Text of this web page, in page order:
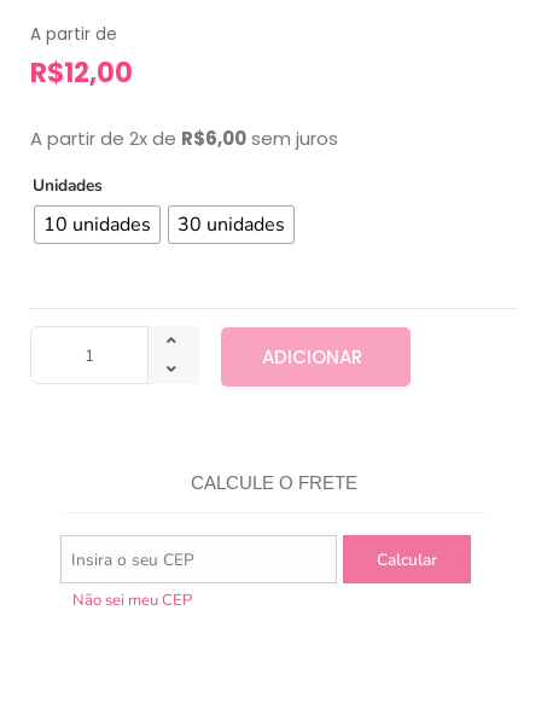
A partir de
R$12,00
A partir de 2x de R$6,00sem juros
Unidades
10 unidades 30 unidades
ADICIONAR
CALCULE O FRETE
Não sei meu CEP